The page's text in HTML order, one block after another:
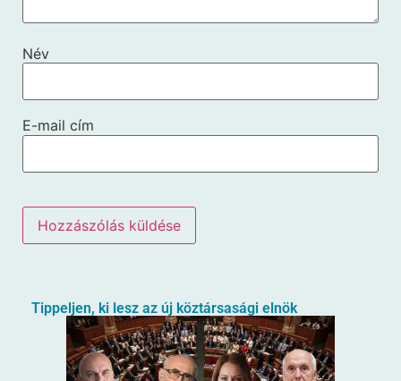
Név
E-mail cím
Tippeljen, ki lesz az új köztársasági elnök